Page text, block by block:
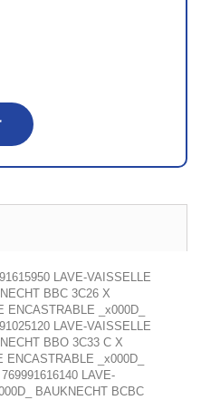
LAVE-VAISSELLE
BBC 3C26 X
ENCASTRABLE _x000D_
LAVE-VAISSELLE
BBO 3C33 C X
_x000D_
LAVE-
BAUKNECHT BCBC